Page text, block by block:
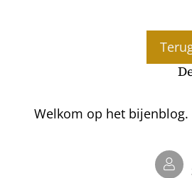
Welkom op het